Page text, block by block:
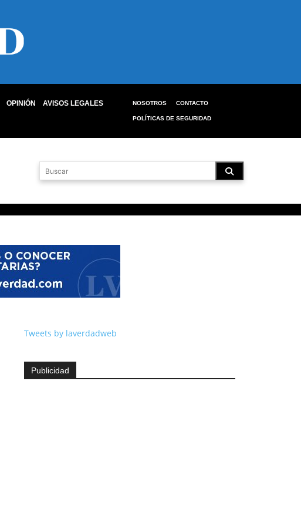
OPINIÓN
AVISOS LEGALES
NOSOTROS CONTACTO
POLÍTICAS DE SEGURIDAD
Tweets by laverdadweb
Publicidad